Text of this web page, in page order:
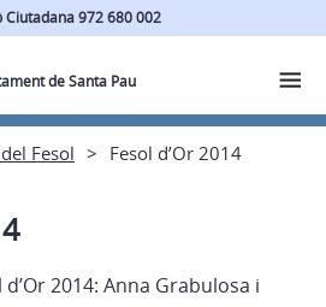
Ciutadana 972 680 002
de Santa Pau
Fesol Fesol d’Or 2014
2014: Anna Grabulosa i